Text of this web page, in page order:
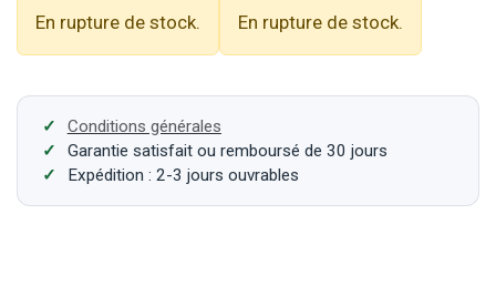
En rupture de stock. En rupture de stock.
Conditions générales
Garantie satisfait ou remboursé de 30 jours
Expédition : 2-3 jours ouvrables